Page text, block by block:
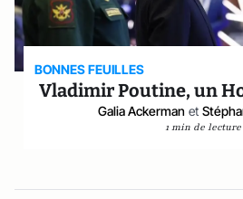
BONNES FEUILLES
Vladimir Poutine, un
Galia Ackerman et
1 min de lecture